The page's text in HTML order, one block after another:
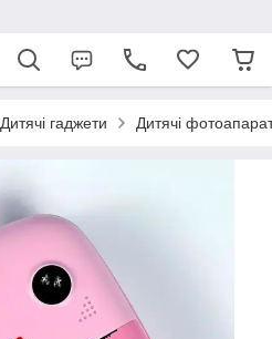
Дитячі гаджети Дитячі